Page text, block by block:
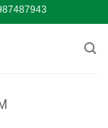
0987487943